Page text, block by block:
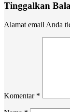
Tinggalkan
Alamat email Anda
Komentar *